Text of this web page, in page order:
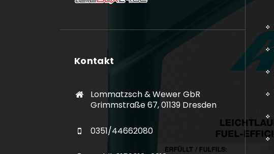
Kontakt
Lommatzsch & Wewer GbR
Grimmstraße 67, 01139 Dresden
0351/44662080